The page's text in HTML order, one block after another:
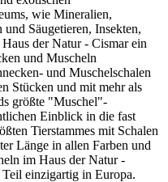
wie Mineralien,
Säugetieren, Insekten,
der Natur - Cismar ein
und Muscheln
und Muschelschalen
Stücken und mit mehr als
größte "Muschel"-
Einblick in die fast
Tierstammes mit Schalen
Länge in allen Farben und
im Haus der Natur -
einzigartig in Europa.